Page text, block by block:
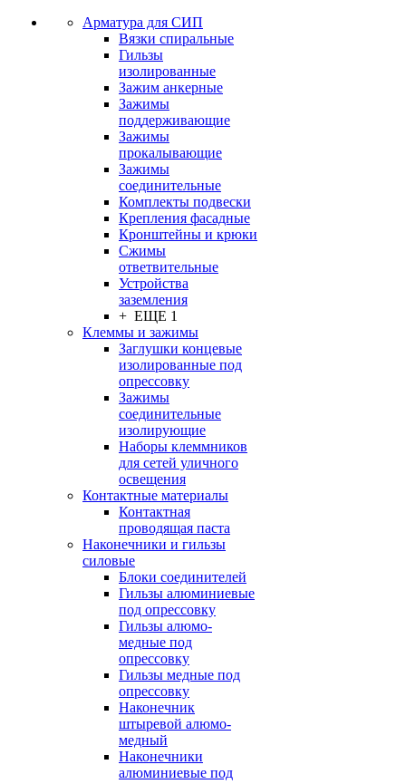
Арматура для СИП
Вязки спиральные
Гильзы
изолированные
Зажим анкерные
Зажимы
поддерживающие
Зажимы
прокалывающие
Зажимы
соединительные
Комплекты подвески
Крепления фасадные
Кронштейны и крюки
Сжимы
ответвительные
Устройства
заземления
+ ЕЩЕ 1
Клеммы и зажимы
Заглушки концевые
изолированные под
опрессовку
Зажимы
соединительные
изолирующие
Наборы клеммников
для сетей уличного
освещения
Контактные материалы
Контактная
проводящая паста
Наконечники и гильзы
силовые
Блоки соединителей
Гильзы алюминиевые
под опрессовку
Гильзы алюмо-
медные под
опрессовку
Гильзы медные под
опрессовку
Наконечник
штыревой алюмо-
медный
Наконечники
алюминиевые под